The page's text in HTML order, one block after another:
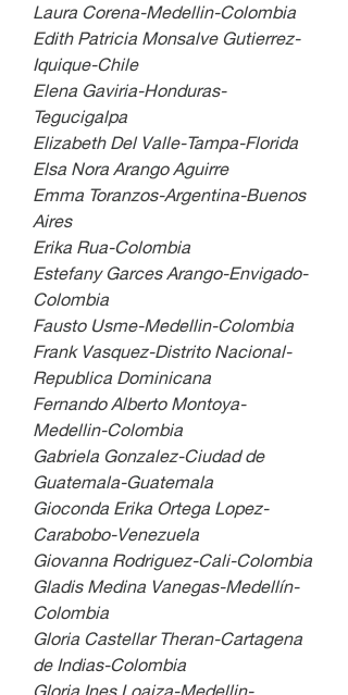
Laura Corena-Medellin-Colombia
Edith Patricia Monsalve Gutierrez-
Iquique-Chile
Elena Gaviria-Honduras-
Tegucigalpa
Elizabeth Del Valle-Tampa-Florida
Elsa Nora Arango Aguirre
Emma Toranzos-Argentina-Buenos
Aires
Erika Rua-Colombia
Estefany Garces Arango-Envigado-
Colombia
Fausto Usme-Medellin-Colombia
Frank Vasquez-Distrito Nacional-
Republica Dominicana
Fernando Alberto Montoya-
Medellin-Colombia
Gabriela Gonzalez-Ciudad de
Guatemala-Guatemala
Gioconda Erika Ortega Lopez-
Carabobo-Venezuela
Giovanna Rodriguez-Cali-Colombia
Gladis Medina Vanegas-Medellín-
Colombia
Gloria Castellar Theran-Cartagena
de Indias-Colombia
Gloria Ines Loaiza-Medellin-